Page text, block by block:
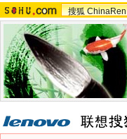
搜狐 ChinaRen